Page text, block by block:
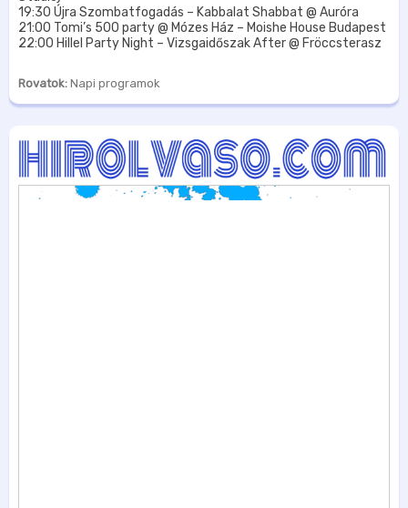
19:30 Újra Szombatfogadás – Kabbalat Shabbat @ Auróra
21:00 Tomi’s 500 party @ Mózes Ház – Moishe House Budapest
22:00 Hillel Party Night – Vizsgaidőszak After @ Fröccsterasz
Rovatok: Napi programok